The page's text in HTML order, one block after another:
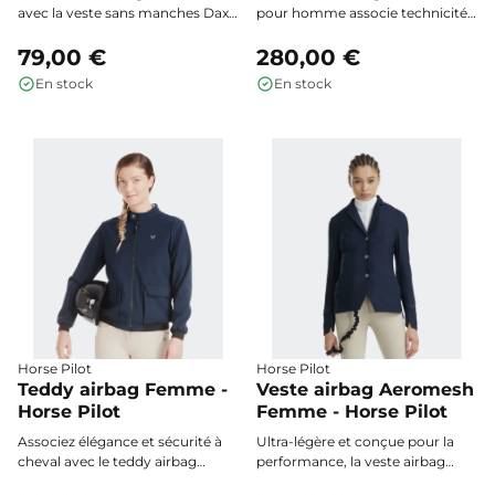
Jump'in
avec la veste sans manches Dax
cintrée pensée pour les
cavalières, compatible avec les
airbags grâce à ses larges bandes
protection et style en toute
79,00 €
En stock
pour homme associe technicité
par-dessus le gilet airbag Horse
Pilot. Ergonomique et
imperméable, il accompagne les
intenses, tout en restant
parfaitement compatible avec le
système de sécurité airbag.
280,00 €
En stock
Horse Pilot
Teddy airbag Femme -
Horse Pilot
Associez élégance et sécurité à
cheval avec le teddy airbag
Horse Pilot
Veste airbag Aeromesh
Femme - Horse Pilot
Ultra-légère et conçue pour la
performance, la veste airbag